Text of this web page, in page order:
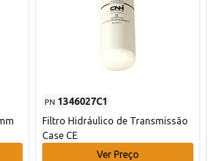
PN 1346027C1
Filtro Hidráulico de Transmissão
Case CE
Ver Preço